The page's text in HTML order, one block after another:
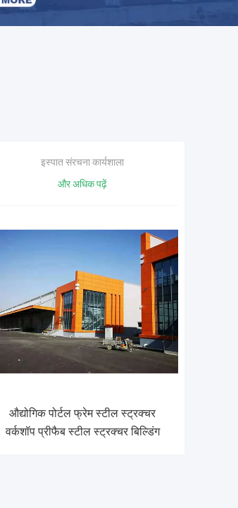
इस्पात संरचना कार्यशाला
और अधिक पढ़ें
औद्योगिक पोर्टल फ्रेम स्टील स्ट्रक्चर
वर्कशॉप प्रीफैब स्टील स्ट्रक्चर बिल्डिंग